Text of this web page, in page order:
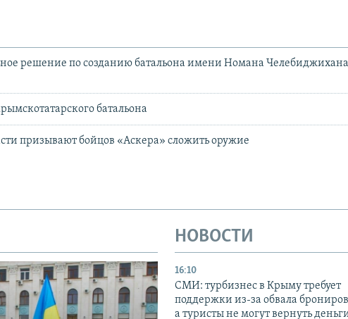
решение по созданию батальона имени Номана
батальона
призывают бойцов «Аскера» сложить оружие
НОВОСТИ
16:10
СМИ: турбизнес в Крыму требует
поддержки из-за обвала
а туристы не могут вернуть